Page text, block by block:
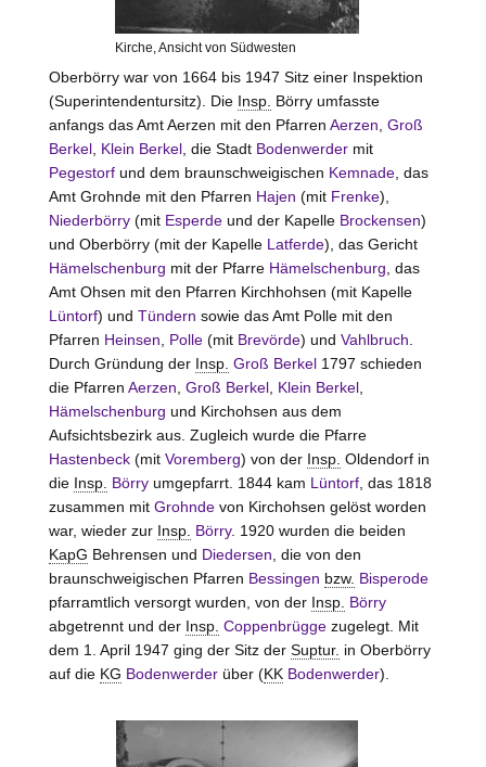
Kirche, Ansicht von Südwesten
Oberbörry war von 1664 bis 1947 Sitz einer Inspektion
(Superintendentursitz). Die Insp. Börryumfasste
anfangs das AmtAerzen mit den Pfarren Aerzen Groß
Berkel, Klein Berkel, die Stadt Bodenwerdermit
Pegestorfund dem braunschweigischen Kemnade, das
Amt Grohndemit den Pfarren Hajen (mit Frenke),
Niederbörry(mit Esperdeund der Kapelle Brockensen)
und Oberbörry (mit der Kapelle Latferde), das Gericht
Hämelschenburg mit der Pfarre Hämelschenburg , das
Amt Ohsen mit den Pfarren Kirchhohsen (mit Kapelle
Lüntorf) und Tündern sowie das Amt Pollemit den
Pfarren Heinsen Polle(mit Brevörde) und Vahlbruch
Durch Gründung der Insp. Groß Berkel1797 schieden
die Pfarren Aerzen Groß Berkel, Klein Berkel,
Hämelschenburg und Kirchohsen aus dem
Aufsichtsbezirk aus. Zugleich wurde die Pfarre
Hastenbeck(mit Voremberg) von der Insp. Oldendorf in
die Insp. Börryumgepfarrt. 1844 kam Lüntorf, das 1818
zusammen mit Grohndevon Kirchohsen gelöst worden
war, wieder zur Insp. Börry. 1920 wurden die beiden
KapG Behrensen und Diedersen , die von den
braunschweigischen Pfarren Bessingen bzw. Bisperode
pfarramtlich versorgt wurden, von der Insp. Börry
abgetrennt und der Insp. Coppenbrüggezugelegt. Mit
dem 1. April 1947 ging der Sitz der Suptur. in Oberbörry
auf die KG Bodenwerderüber (KK Bodenwerder).